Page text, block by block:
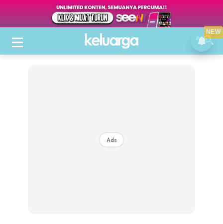
Ads
NEW